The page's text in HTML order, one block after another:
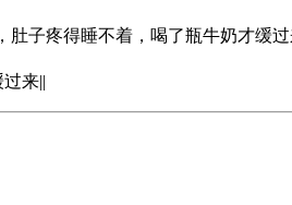
肚子疼得睡不着，喝了瓶牛奶才缓过
来||